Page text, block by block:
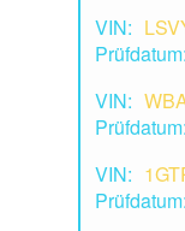
VIN:
Prüfdatum:
VIN:
Prüfdatum:
VIN:
Prüfdatum: